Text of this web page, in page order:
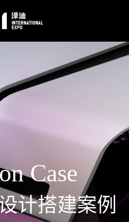
Case
计搭建案例